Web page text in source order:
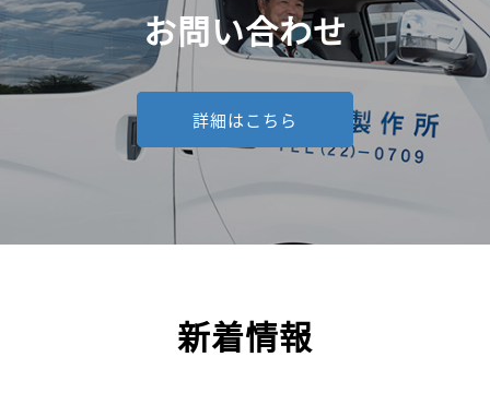
お問い合わせ
詳細はこちら
新着情報